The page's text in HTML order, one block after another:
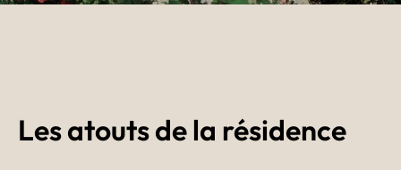
Les atouts de la résidence